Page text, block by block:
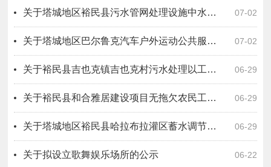
07-02
关于塔城地区裕民县污水管网处理设施中水库建设项目二标段（设计－施工－运营）工程总承包无拖欠农民工工资情况公示
07-02
关于塔城地区巴尔鲁克汽车户外运动公共服务设施项目EPC工程总承包无拖欠农民工工资情况公示
06-29
关于裕民县吉也克镇吉也克村污水处理以工代赈项目无拖欠农民工工资情况公示
06-29
关于裕民县和合雅居建设项目无拖欠农民工工资情况公示
06-29
关于塔城地区裕民县哈拉布拉灌区蓄水调节池工程设计采购施工总承包无拖欠农民工工资情况公示
06-22
关于拟设立歌舞娱乐场所的公示